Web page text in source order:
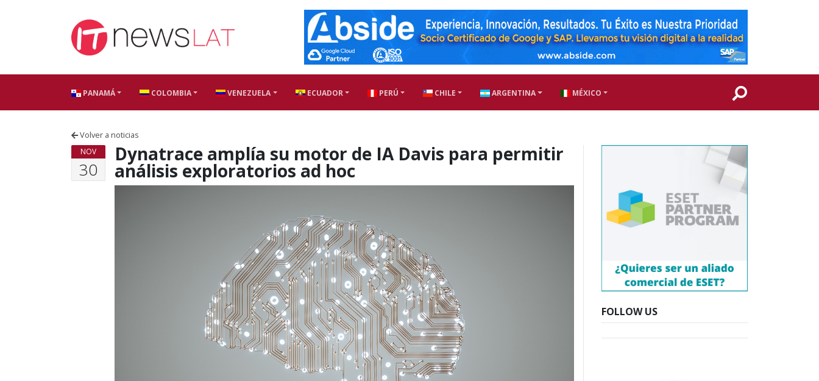
PANAMÁ COLOMBIA VENEZUELA ECUADOR PERÚ CHILE ARGENTINA MÉXICO
Volver a noticias
NOV
30
Dynatrace amplía su motor de IA Davis para permitir
análisis exploratorios ad hoc
FOLLOW US